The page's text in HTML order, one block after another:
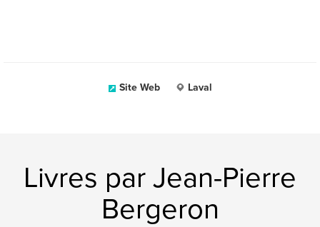
Site Web Laval
Livres par Jean-Pierre
Bergeron